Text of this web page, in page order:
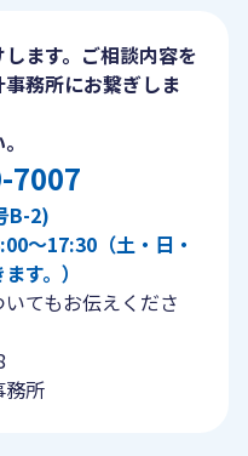
ます。ご相談内容を
務所にお繋ぎしま
7007
B-2)
〜17:30（土・日・
す。）
てもお伝えくださ
務所